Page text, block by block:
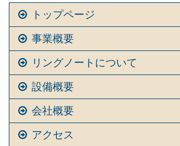
トップページ
事業概要
リングノートについて
設備概要
会社概要
アクセス